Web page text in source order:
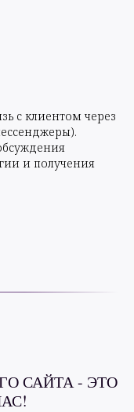
с клиентом через
и получения
САЙТА - ЭТО